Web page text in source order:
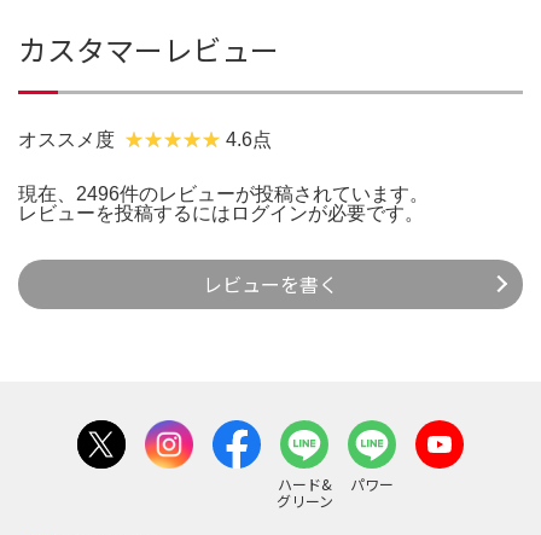
カスタマーレビュー
オススメ度 4.6点
現在、2496件のレビューが投稿されています。
レビューを投稿するには ログインが必要です。
レビューを書く
ハード&
グリーン
パワー